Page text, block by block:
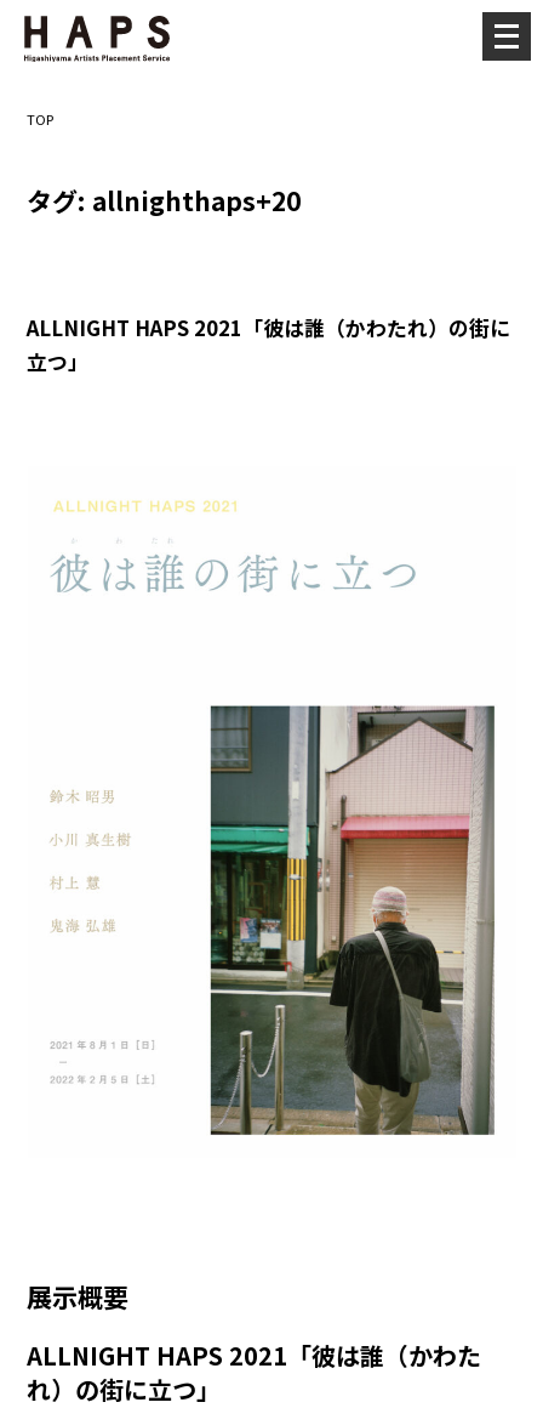
TOP
タグ: allnighthaps+20
ALLNIGHT HAPS 2021「彼は誰（かわたれ）の街に
立つ」
展示概要
ALLNIGHT HAPS 2021「彼は誰（かわた
れ）の街に立つ」
メ
ニ